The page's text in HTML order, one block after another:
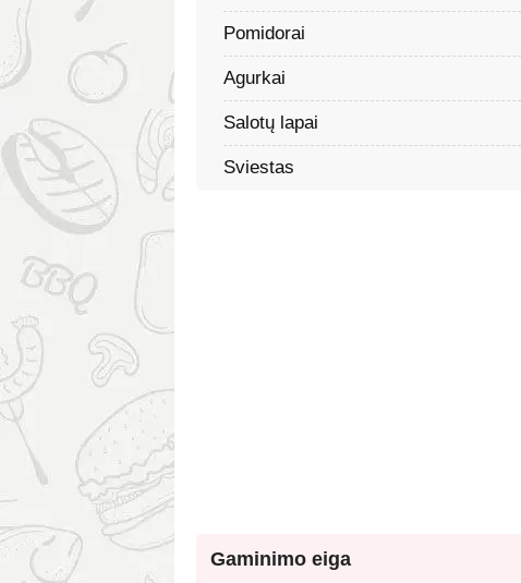
Pomidorai
Agurkai
Salotų lapai
Sviestas
Gaminimo eiga